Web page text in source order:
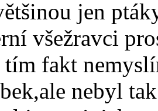
jen
všežravci
tím fakt
nebyl